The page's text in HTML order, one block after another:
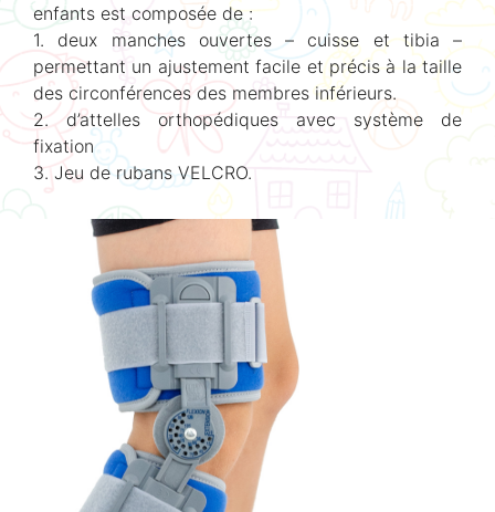
enfants est composée de :
1. deux manches ouvertes – cuisse et tibia –
permettant un ajustement facile et précis à la taille
des circonférences des membres inférieurs.
2. d’attelles orthopédiques avec système de
fixation
3. Jeu de rubans VELCRO.